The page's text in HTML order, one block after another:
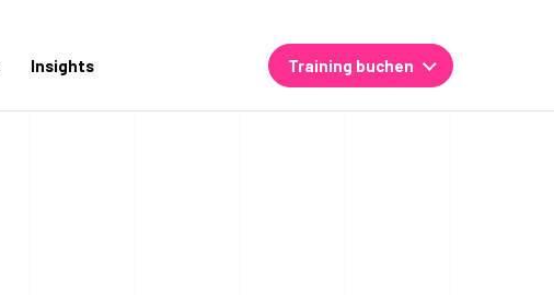
Insights Training buchen